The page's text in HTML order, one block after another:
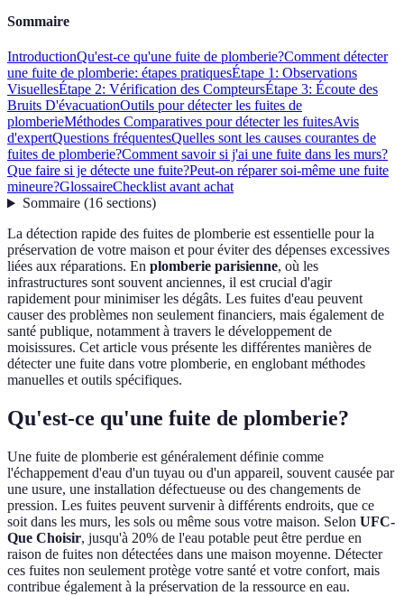
Sommaire
IntroductionQu'est-ce qu'une fuite de plomberie?Comment détecter
une fuite de plomberie: étapes pratiquesÉtape 1: Observations
VisuellesÉtape 2: Vérification des CompteursÉtape 3: Écoute des
Bruits D'évacuationOutils pour détecter les fuites de
plomberieMéthodes Comparatives pour détecter les fuitesAvis
d'expertQuestions fréquentesQuelles sont les causes courantes de
fuites de plomberie?Comment savoir si j'ai une fuite dans les murs?
Que faire si je détecte une fuite?Peut-on réparer soi-même une fuite
mineure?GlossaireChecklist avant achat
Sommaire(16 sections)
La détection rapide des fuites de plomberie est essentielle pour la
préservation de votre maison et pour éviter des dépenses excessives
liées aux réparations. En plomberie parisienne, où les
infrastructures sont souvent anciennes, il est crucial d'agir
rapidement pour minimiser les dégâts. Les fuites d'eau peuvent
causer des problèmes non seulement financiers, mais également de
santé publique, notamment à travers le développement de
moisissures. Cet article vous présente les différentes manières de
détecter une fuite dans votre plomberie, en englobant méthodes
manuelles et outils spécifiques.
Qu'est-ce qu'une fuite de plomberie?
Une fuite de plomberie est généralement définie comme
l'échappement d'eau d'un tuyau ou d'un appareil, souvent causée par
une usure, une installation défectueuse ou des changements de
pression. Les fuites peuvent survenir à différents endroits, que ce
soit dans les murs, les sols ou même sous votre maison. Selon UFC-
Que Choisir, jusqu'à 20% de l'eau potable peut être perdue en
raison de fuites non détectées dans une maison moyenne. Détecter
ces fuites non seulement protège votre santé et votre confort, mais
contribue également à la préservation de la ressource en eau.